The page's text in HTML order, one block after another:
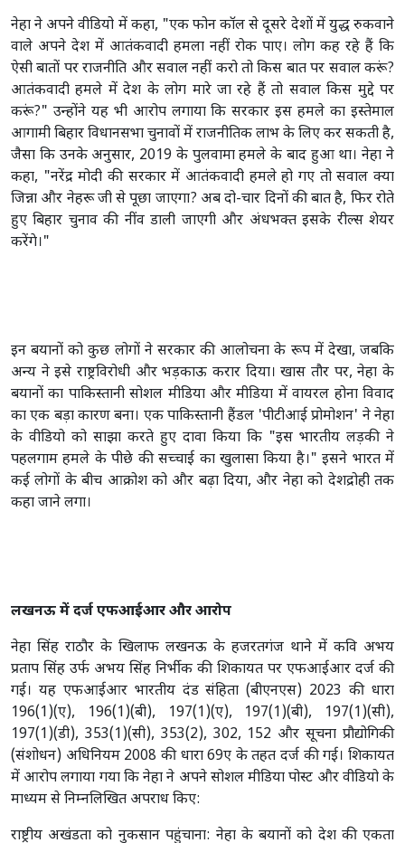
नेहा ने अपने वीडियो में कहा, "एक फोन कॉल से दूसरे देशों में युद्ध रुकवाने
वाले अपने देश में आतंकवादी हमला नहीं रोक पाए। लोग कह रहे हैं कि
ऐसी बातों पर राजनीति और सवाल नहीं करो तो किस बात पर सवाल करूं?
आतंकवादी हमले में देश के लोग मारे जा रहे हैं तो सवाल किस मुद्दे पर
करूं?" उन्होंने यह भी आरोप लगाया कि सरकार इस हमले का इस्तेमाल
आगामी बिहार विधानसभा चुनावों में राजनीतिक लाभ के लिए कर सकती है,
जैसा कि उनके अनुसार, 2019 के पुलवामा हमले के बाद हुआ था। नेहा ने
कहा, "नरेंद्र मोदी की सरकार में आतंकवादी हमले हो गए तो सवाल क्या
जिन्ना और नेहरू जी से पूछा जाएगा? अब दो-चार दिनों की बात है, फिर रोते
हुए बिहार चुनाव की नींव डाली जाएगी और अंधभक्त इसके रील्स शेयर
करेंगे।"
इन बयानों को कुछ लोगों ने सरकार की आलोचना के रूप में देखा, जबकि
अन्य ने इसे राष्ट्रविरोधी और भड़काऊ करार दिया। खास तौर पर, नेहा के
बयानों का पाकिस्तानी सोशल मीडिया और मीडिया में वायरल होना विवाद
का एक बड़ा कारण बना। एक पाकिस्तानी हैंडल 'पीटीआई प्रोमोशन' ने नेहा
के वीडियो को साझा करते हुए दावा किया कि "इस भारतीय लड़की ने
पहलगाम हमले के पीछे की सच्चाई का खुलासा किया है।" इसने भारत में
कई लोगों के बीच आक्रोश को और बढ़ा दिया, और नेहा को देशद्रोही तक
कहा जाने लगा।
लखनऊ में दर्ज एफआईआर और आरोप
नेहा सिंह राठौर के खिलाफ लखनऊ के हजरतगंज थाने में कवि अभय
प्रताप सिंह उर्फ अभय सिंह निर्भीक की शिकायत पर एफआईआर दर्ज की
गई। यह एफआईआर भारतीय दंड संहिता (बीएनएस) 2023 की धारा
196(1)(ए), 196(1)(बी), 197(1)(ए), 197(1)(बी), 197(1)(सी),
197(1)(डी), 353(1)(सी), 353(2), 302, 152 और सूचना प्रौद्योगिकी
(संशोधन) अधिनियम 2008 की धारा 69ए के तहत दर्ज की गई। शिकायत
में आरोप लगाया गया कि नेहा ने अपने सोशल मीडिया पोस्ट और वीडियो के
माध्यम से निम्नलिखित अपराध किए:
राष्ट्रीय अखंडता को नुकसान पहुंचाना: नेहा के बयानों को देश की एकता